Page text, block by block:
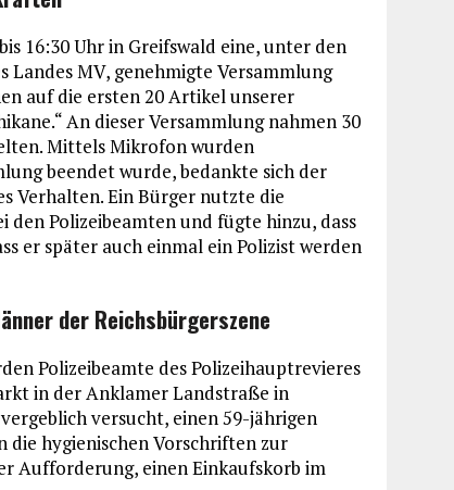
16:30 Uhr in Greifswald eine, unter den
MV, genehmigte Versammlung
auf die ersten 20 Artikel unserer
An dieser Versammlung nahmen 30
Mittels Mikrofon wurden
beendet wurde, bedankte sich der
Verhalten. Ein Bürger nutzte die
Polizeibeamten und fügte hinzu, dass
er später auch einmal ein Polizist werden
der Reichsbürgerszene
Polizeibeamte des Polizeihauptrevieres
in der Anklamer Landstraße in
versucht, einen 59-jährigen
die hygienischen Vorschriften zur
Aufforderung, einen Einkaufskorb im